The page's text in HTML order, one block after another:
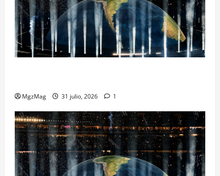
MgzMag 31 julio, 2026 1